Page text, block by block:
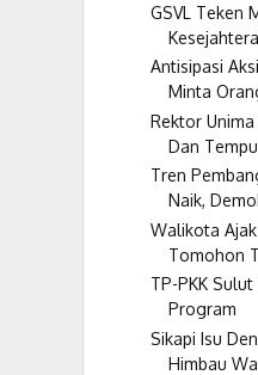
GSVL Teken
Antisipasi
Minta
Rektor
Dan
Tren
Naik,
Walikota
Tomohon
TP-PKK
Program
Sikapi Isu
Himbau